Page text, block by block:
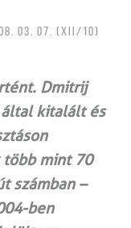
03. 07. (XII/10)
Dmitrij
által kitalált és
több mint 70
számban –
ben